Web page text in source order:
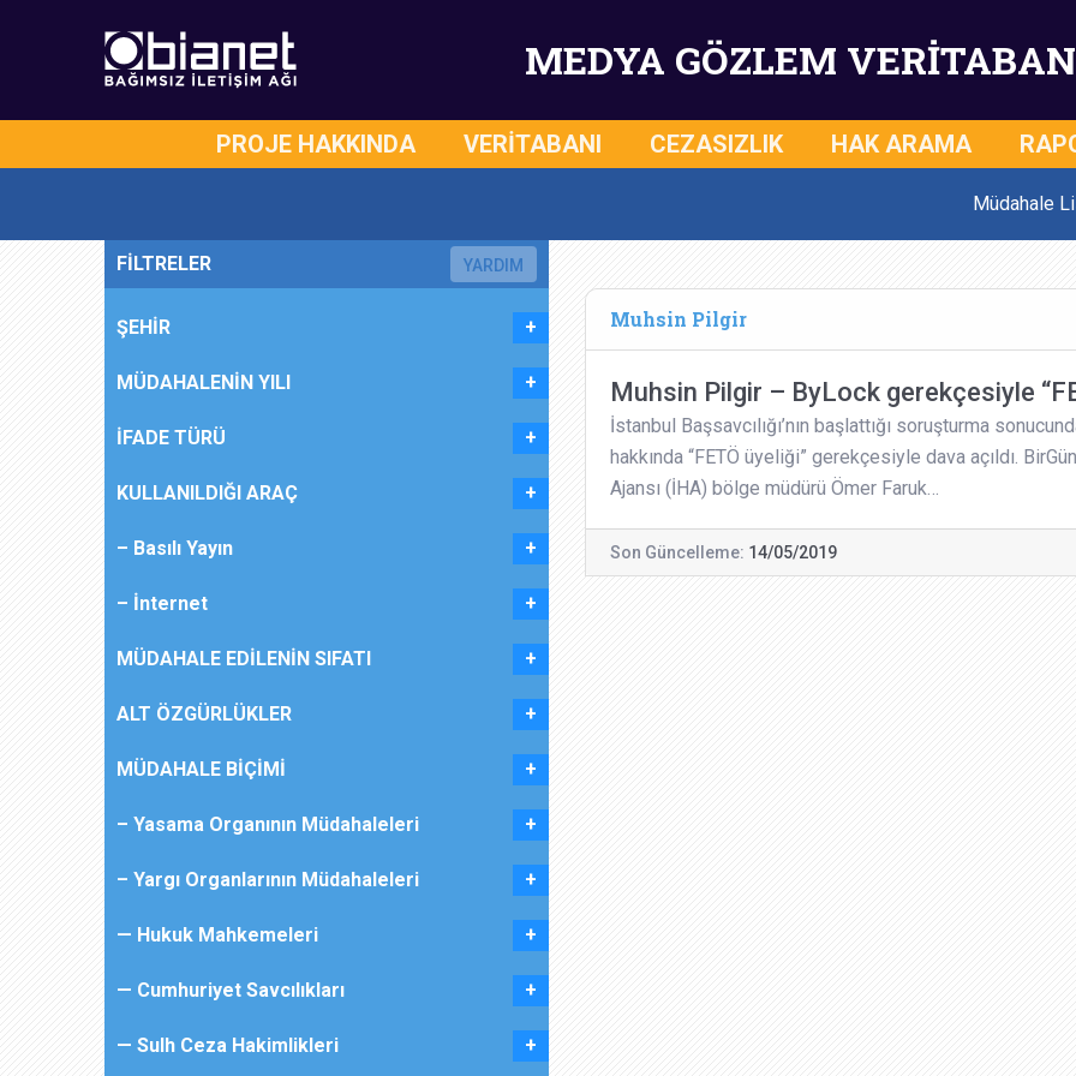
MEDYA GÖZLEM
PROJE HAKKINDA VERİTABANI CEZASIZLIK HAK ARAMA
Müdahale
FİLTRELER YARDIM
ŞEHİR
MÜDAHALENİN YILI
İFADE TÜRÜ
KULLANILDIĞI ARAÇ
– Basılı Yayın
– İnternet
MÜDAHALE EDİLENİN SIFATI
ALT ÖZGÜRLÜKLER
MÜDAHALE BİÇİMİ
– Yasama Organının Müdahaleleri
– Yargı Organlarının Müdahaleleri
— Hukuk Mahkemeleri
— Cumhuriyet Savcılıkları
— Sulh Ceza Hakimlikleri
Muhsin Pilgir
Muhsin Pilgir – ByLock gerekçesiyle
İstanbul Başsavcılığı’nın başlattığı soruşturma
hakkında “FETÖ üyeliği” gerekçesiyle dava açıldı.
Ajansı (İHA) bölge müdürü Ömer Faruk…
Son Güncelleme: 14/05/2019